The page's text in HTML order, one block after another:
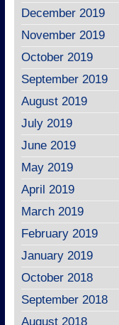
December 2019
November 2019
October 2019
September 2019
August 2019
July 2019
June 2019
May 2019
April 2019
March 2019
February 2019
January 2019
October 2018
September 2018
August 2018